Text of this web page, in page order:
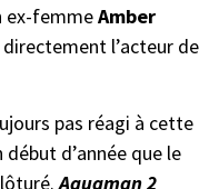
ex-femmeAmber
directement l’acteur de
pas réagi à cette
d’année que le
Aquaman 2